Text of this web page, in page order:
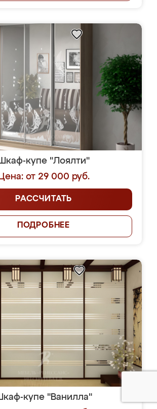
купе "Лоялти"
Цена: от 29 000 руб.
РАССЧИТАТЬ
ПОДРОБНЕЕ
купе "Ванилла"